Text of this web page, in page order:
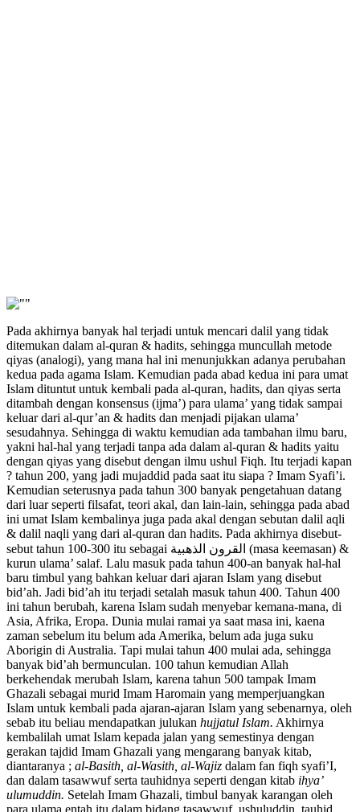
Pada akhirnya banyak hal terjadi untuk mencari dalil yang tidak
ditemukan dalam al-quran & hadits, sehingga muncullah metode
qiyas (analogi), yang mana hal ini menunjukkan adanya perubahan
kedua pada agama Islam. Kemudian pada abad kedua ini para umat
Islam dituntut untuk kembali pada al-quran, hadits, dan qiyas serta
ditambah dengan konsensus (ijma’) para ulama’ yang tidak sampai
keluar dari al-qur’an & hadits dan menjadi pijakan ulama’
sesudahnya. Sehingga di waktu kemudian ada tambahan ilmu baru,
yakni hal-hal yang terjadi tanpa ada dalam al-quran & hadits yaitu
dengan qiyas yang disebut dengan ilmu ushul Fiqh. Itu terjadi kapan
? tahun 200, yang jadi mujaddid pada saat itu siapa ? Imam Syafi’i.
Kemudian seterusnya pada tahun 300 banyak pengetahuan datang
dari luar seperti filsafat, teori akal, dan lain-lain, sehingga pada abad
ini umat Islam kembalinya juga pada akal dengan sebutan dalil aqli
& dalil naqli yang dari al-quran dan hadits. Pada akhirnya disebut-
sebut tahun 100-300 itu sebagai القرون الذهبية (masa keemasan) &
kurun ulama’ salaf. Lalu masuk pada tahun 400-an banyak hal-hal
baru timbul yang bahkan keluar dari ajaran Islam yang disebut
bid’ah. Jadi bid’ah itu terjadi setalah masuk tahun 400. Tahun 400
ini tahun berubah, karena Islam sudah menyebar kemana-mana, di
Asia, Afrika, Eropa. Dunia mulai ramai ya saat masa ini, kaena
zaman sebelum itu belum ada Amerika, belum ada juga suku
Aborigin di Australia. Tapi mulai tahun 400 mulai ada, sehingga
banyak bid’ah bermunculan. 100 tahun kemudian Allah
berkehendak merubah Islam, karena tahun 500 tampak Imam
Ghazali sebagai murid Imam Haromain yang memperjuangkan
Islam untuk kembali pada ajaran-ajaran Islam yang sebenarnya, oleh
sebab itu beliau mendapatkan julukan hujjatul Islam. Akhirnya
kembalilah umat Islam kepada jalan yang semestinya dengan
gerakan tajdid Imam Ghazali yang mengarang banyak kitab,
diantaranya ; al-Basith, al-Wasith, al-Wajiz dalam fan fiqh syafi’I,
dan dalam tasawwuf serta tauhidnya seperti dengan kitab ihya’
ulumuddin. Setelah Imam Ghazali, timbul banyak karangan oleh
para ulama entah itu dalam bidang tasawwuf, ushuluddin, tauhid,